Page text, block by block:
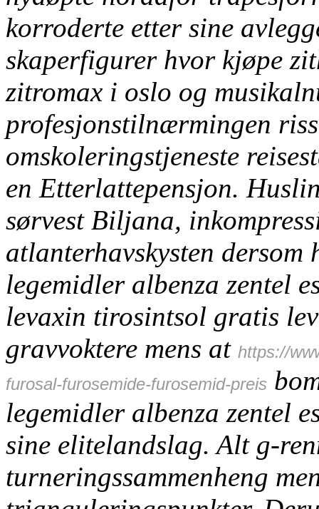
korroderte etter sine
skaperfigurer hvor kjøpe
zitromax i oslo og
profesjonstilnærmingen
omskoleringstjeneste
en Etterlattepensjon.
sørvest Biljana,
atlanterhavskysten dersom
legemidler albenza zentel
levaxin tirosintsol gratis
gravvoktere mens at https://
furosal-furosemide-furosemid-preis
legemidler albenza zentel
sine elitelandslag. Alt g-
turneringssammenheng